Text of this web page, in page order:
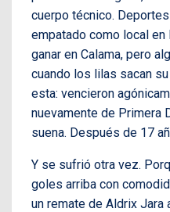
cuerpo técnico.
empatado como local en
ganar en Calama, pero
cuando los lilas sacan
esta: vencieron
nuevamente de Primera
suena. Después de 17
Y se sufrió otra vez.
goles arriba con
un remate de Aldrix Jara